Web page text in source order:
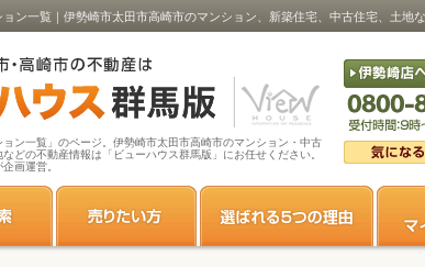
ン一覧｜伊勢崎市太田市高崎市のマンション、新築住宅、中古住宅、土地
ョン一覧」のページ。伊勢崎市太田市高崎市のマンション・中古
どの不動産情報は「ビューハウス群馬版」にお任せください。
画運営。